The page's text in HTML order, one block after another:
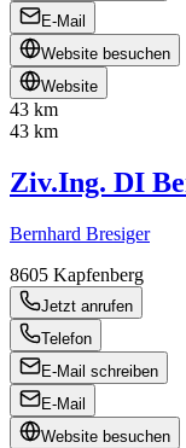
E-Mail
Website besuchen
Website
43 km
43 km
Ziv.Ing. DI
Bernhard Bresiger
8605 Kapfenberg
Jetzt anrufen
Telefon
E-Mail schreiben
E-Mail
Website besuchen